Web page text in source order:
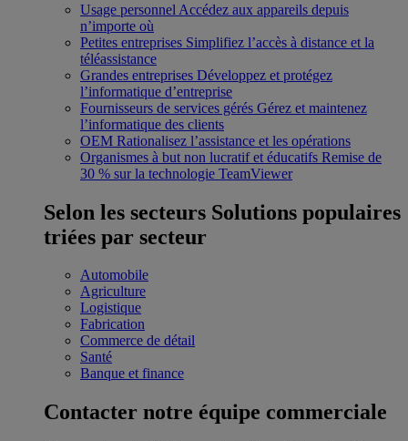
Usage personnel Accédez aux appareils depuis
n’importe où
Petites entreprises Simplifiez l’accès à distance et la
téléassistance
Grandes entreprises Développez et protégez
l’informatique d’entreprise
Fournisseurs de services gérés Gérez et maintenez
l’informatique des clients
OEM Rationalisez l’assistance et les opérations
Organismes à but non lucratif et éducatifs Remise de
30 % sur la technologie TeamViewer
Selon les secteurs Solutions populaires
triées par secteur
Automobile
Agriculture
Logistique
Fabrication
Commerce de détail
Santé
Banque et finance
Contacter notre équipe commerciale